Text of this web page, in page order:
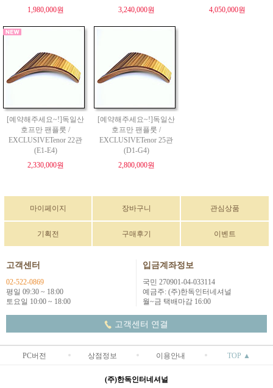
1,980,000원
3,240,000원
4,050,000원
[예약해주세요~!]독일산
호프만 팬플룻 /
EXCLUSIVETenor 22관
(E1-E4)
2,330,000원
[예약해주세요~!]독일산
호프만 팬플룻 /
EXCLUSIVETenor 25관
(D1-G4)
2,800,000원
마이페이지 장바구니 관심상품
기획전 구매후기 이벤트
고객센터
02-522-0869
평일 09:30 ~ 18:00
토요일 10:00 ~ 18:00
입금계좌정보
국민 270901-04-033114
예금주: (주)한독인터네셔널
월~금 택배마감 16:00
고객센터 연결
PC버전 상점정보 이용안내 TOP ▲
(주)한독인터네셔널